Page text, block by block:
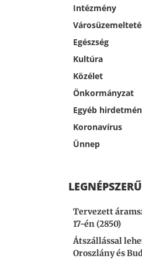
Intézmény
Egészség
Kultúra
Közélet
Önkormányzat
Egyéb
Koronavírus
Ünnep
Tervezett
17-én (2850)
Átszállással
Oroszlány és